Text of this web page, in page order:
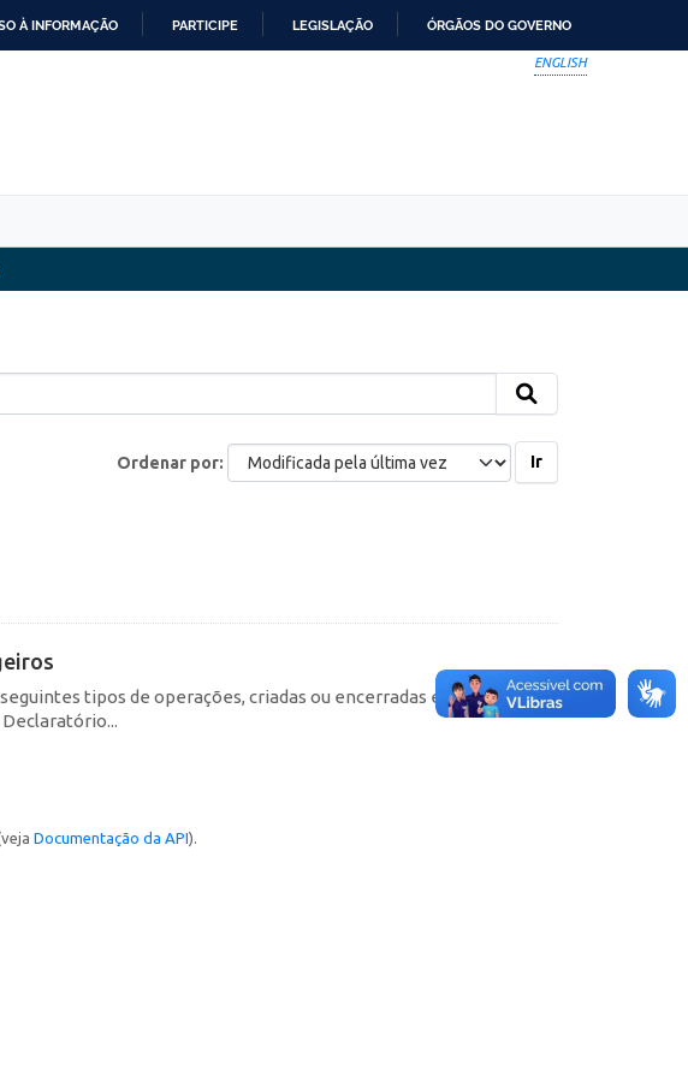
À INFORMAÇÃO PARTICIPE LEGISLAÇÃO ÓRGÃOS DO GOVERNO
ENGLISH
Ordenar por Ir
tipos de operações, criadas ou encerradas em cada
Documentação da API).